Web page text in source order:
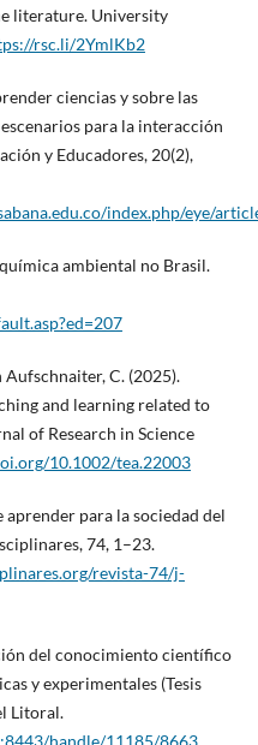
literature. University
rsc.li/2YmlKb2
ciencias y sobre las
para la interacción
y Educadores, 20(2),
index.php/eye/
ambiental no Brasil.
Aufschnaiter, C. (2025).
and learning related to
of Research in Science
10.1002/tea.22003
aprender para la sociedad del
74, 1–23.
revista-74/j-
del conocimiento científico
y experimentales (Tesis
Litoral.